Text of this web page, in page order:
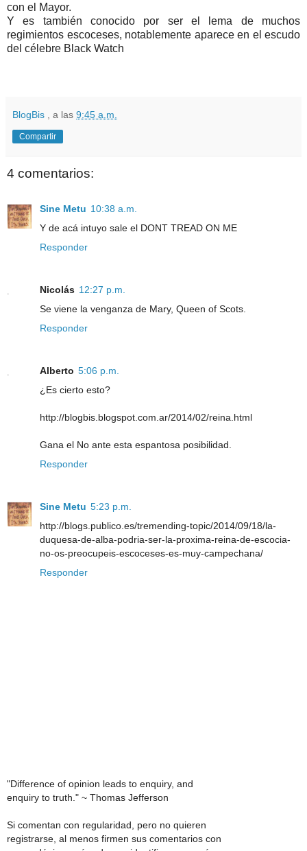
con el Mayor.
Y es también conocido por ser el lema de muchos
regimientos escoceses, notablemente aparece en el escudo
del célebre Black Watch
BlogBis , a las 9:45 a.m.
Compartir
4 comentarios:
Sine Metu 10:38 a.m.
Y de acá intuyo sale el DONT TREAD ON ME
Responder
Nicolás 12:27 p.m.
Se viene la venganza de Mary, Queen of Scots.
Responder
Alberto 5:06 p.m.
¿Es cierto esto?
http://blogbis.blogspot.com.ar/2014/02/reina.html
Gana el No ante esta espantosa posibilidad.
Responder
Sine Metu 5:23 p.m.
http://blogs.publico.es/tremending-topic/2014/09/18/la-
duquesa-de-alba-podria-ser-la-proxima-reina-de-escocia-
no-os-preocupeis-escoceses-es-muy-campechana/
Responder
"Difference of opinion leads to enquiry, and
enquiry to truth." ~ Thomas Jefferson
Si comentan con regularidad, pero no quieren
registrarse, al menos firmen sus comentarios con